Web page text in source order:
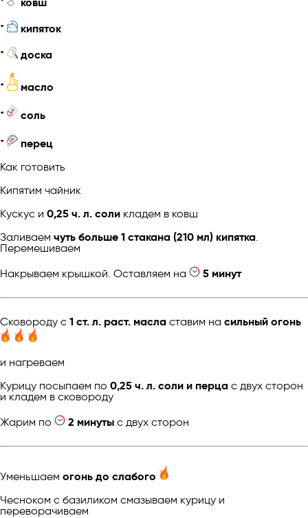
*
кипяток
*
доска
* масло
* соль
*
перец
Как готовить
Кипятим чайник
Кускус и 0,25 ч. л. соли кладем в ковш
Заливаем чуть больше 1 стакана (210 мл) кипятка.
Перемешиваем
Накрываем крышкой. Оставляем на
5 минут
Сковороду с 1 ст. л. раст. масла ставим на сильный огонь
и нагреваем
Курицу посыпаем по 0,25 ч. л. соли и перца с двух сторон
и кладем в сковороду
Жарим по
2 минуты с двух сторон
Уменьшаем огонь до слабого
Чесноком с базиликом смазываем курицу и
переворачиваем